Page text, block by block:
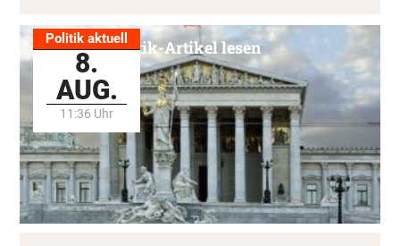
Politik aktuell
8.
AUG.
11:36 Uhr
Alle Politik-Artikel lesen